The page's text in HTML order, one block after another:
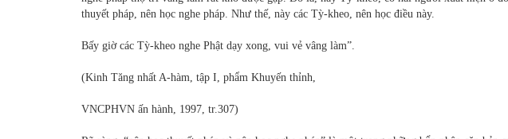
thuyết pháp, nên học nghe pháp. Như thế, này các Tỳ-kheo, nên học điều này.
Bấy giờ các Tỳ-kheo nghe Phật dạy xong, vui vẻ vâng làm”.
(Kinh Tăng nhất A-hàm, tập I, phẩm Khuyến thỉnh,
VNCPHVN ấn hành, 1997, tr.307)